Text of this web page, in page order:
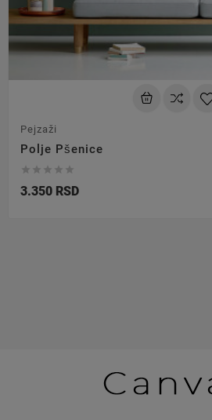
Pejzaži
Polje Pšenice
    
3.350 RSD